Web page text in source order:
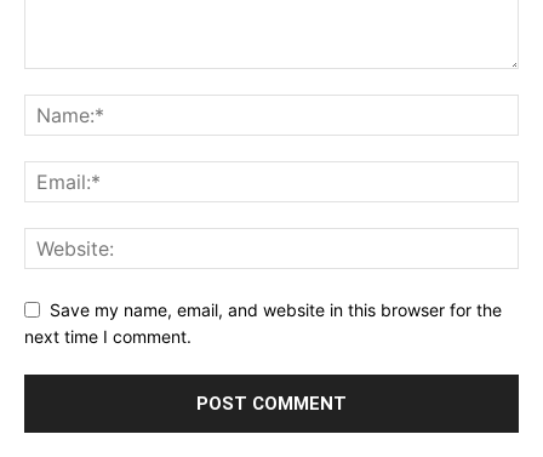
Save my name, email, and website in this browser for the
next time I comment.